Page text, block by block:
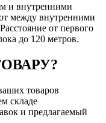
и внутренними
между внутренними
от первого
до 120 метров.
товаров
складе
и предлагаемый